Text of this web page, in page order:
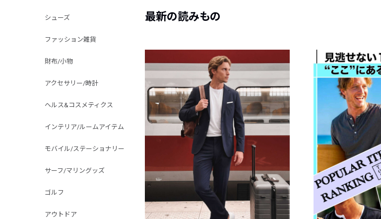
シューズ
ファッション雑貨
財布/小物
アクセサリー/時計
ヘルス&コスメティクス
インテリア/ルームアイテム
モバイル/ステーショナリー
サーフ/マリングッズ
ゴルフ
アウトドア
最新の読みもの